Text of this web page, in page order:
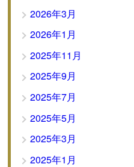
2026年3月
2026年1月
2025年11月
2025年9月
2025年7月
2025年5月
2025年3月
2025年1月